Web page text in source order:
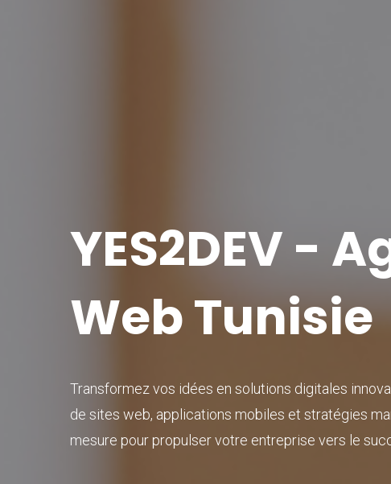
YES2DEV -
Web Tunisie
Transformez vos idées en solutions digitales
de sites web, applications mobiles et stratégies
mesure pour propulser votre entreprise vers le